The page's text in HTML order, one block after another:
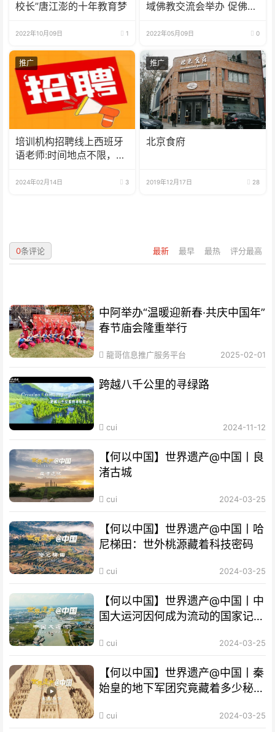
校长”唐江澎的十年教育梦
2022年10月09日 1
域佛教交流会举办 促佛教
2022年05月09日 0
推广
培训机构招聘线上西班牙
语老师:时间地点不限，可
2024年02月14日 3
推广
北京食府
2019年12月17日 28
最新 最早 最热 评分最高
0条评论
中阿举办“温暖迎新春·共庆中国年”
春节庙会隆重举行
龍哥信息推广服务平台 2025-02-01
跨越八千公里的寻绿路
cui 2024-11-12
【何以中国】世界遗产@中国丨良
渚古城
cui 2024-03-25
【何以中国】世界遗产@中国丨哈
尼梯田：世外桃源藏着科技密码
cui 2024-03-25
【何以中国】世界遗产@中国丨中
国大运河因何成为流动的国家记
cui 2024-03-25
【何以中国】世界遗产@中国丨秦
始皇的地下军团究竟藏着多少秘
cui 2024-03-25